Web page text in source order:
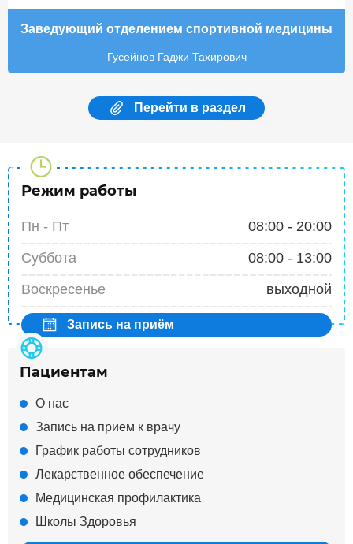
Заведующий отделением спортивной медицины
Гусейнов Гаджи Тахирович
Перейти в раздел
Режим работы
Пн - Пт
08:00 - 20:00
Суббота
08:00 - 13:00
Воскресенье
выходной
Запись на приём
Пациентам
О нас
Запись на прием к врачу
График работы сотрудников
Лекарственное обеспечение
Медицинская профилактика
Школы Здоровья